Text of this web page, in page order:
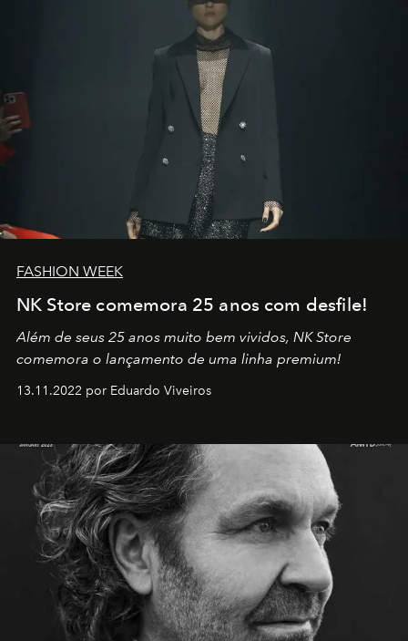
FASHION WEEK
NK Store comemora 25 anos com desfile!
Além de seus 25 anos muito bem vividos, NK Store
comemora o lançamento de uma linha premium!
13.11.2022 por Eduardo Viveiros